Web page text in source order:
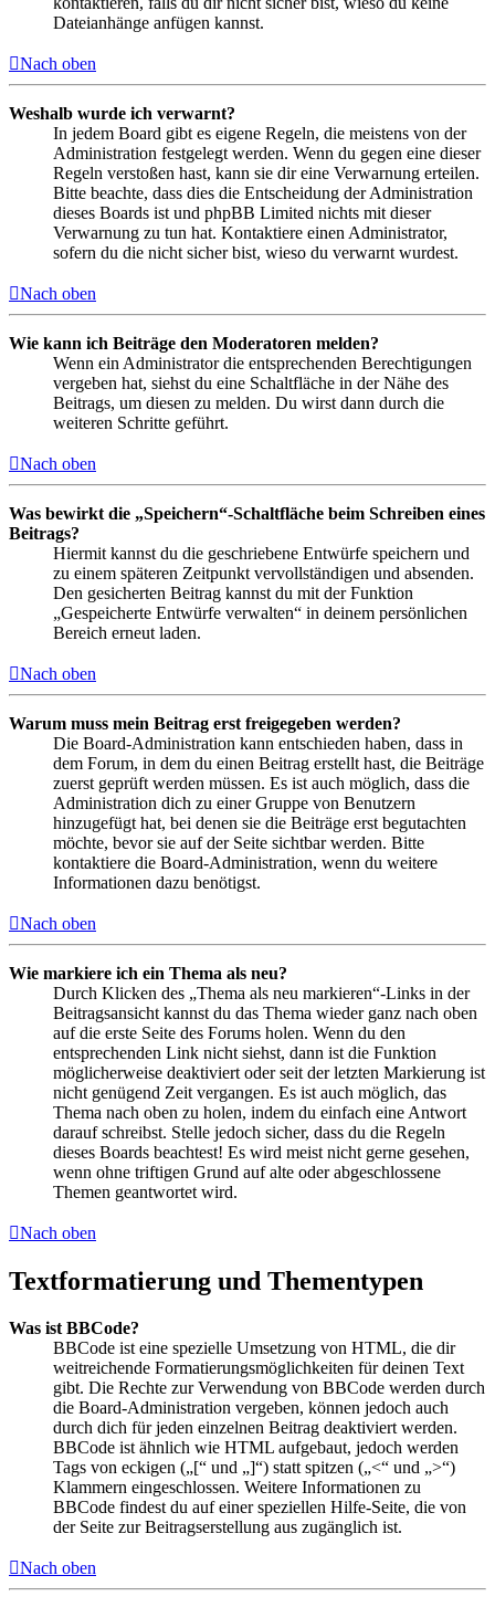
Dateianhänge anfügen kannst.
Nach oben
Weshalb wurde ich verwarnt?
In jedem Board gibt es eigene Regeln, die meistens von der
Administration festgelegt werden. Wenn du gegen eine dieser
Regeln verstoßen hast, kann sie dir eine Verwarnung erteilen.
Bitte beachte, dass dies die Entscheidung der Administration
dieses Boards ist und phpBB Limited nichts mit dieser
Verwarnung zu tun hat. Kontaktiere einen Administrator,
sofern du die nicht sicher bist, wieso du verwarnt wurdest.
Nach oben
Wie kann ich Beiträge den Moderatoren melden?
Wenn ein Administrator die entsprechenden Berechtigungen
vergeben hat, siehst du eine Schaltfläche in der Nähe des
Beitrags, um diesen zu melden. Du wirst dann durch die
weiteren Schritte geführt.
Nach oben
Was bewirkt die „Speichern“-Schaltfläche beim Schreiben eines
Beitrags?
Hiermit kannst du die geschriebene Entwürfe speichern und
zu einem späteren Zeitpunkt vervollständigen und absenden.
Den gesicherten Beitrag kannst du mit der Funktion
„Gespeicherte Entwürfe verwalten“ in deinem persönlichen
Bereich erneut laden.
Nach oben
Warum muss mein Beitrag erst freigegeben werden?
Die Board-Administration kann entschieden haben, dass in
dem Forum, in dem du einen Beitrag erstellt hast, die Beiträge
zuerst geprüft werden müssen. Es ist auch möglich, dass die
Administration dich zu einer Gruppe von Benutzern
hinzugefügt hat, bei denen sie die Beiträge erst begutachten
möchte, bevor sie auf der Seite sichtbar werden. Bitte
kontaktiere die Board-Administration, wenn du weitere
Informationen dazu benötigst.
Nach oben
Wie markiere ich ein Thema als neu?
Durch Klicken des „Thema als neu markieren“-Links in der
Beitragsansicht kannst du das Thema wieder ganz nach oben
auf die erste Seite des Forums holen. Wenn du den
entsprechenden Link nicht siehst, dann ist die Funktion
möglicherweise deaktiviert oder seit der letzten Markierung ist
nicht genügend Zeit vergangen. Es ist auch möglich, das
Thema nach oben zu holen, indem du einfach eine Antwort
darauf schreibst. Stelle jedoch sicher, dass du die Regeln
dieses Boards beachtest! Es wird meist nicht gerne gesehen,
wenn ohne triftigen Grund auf alte oder abgeschlossene
Themen geantwortet wird.
Nach oben
Textformatierung und Thementypen
Was ist BBCode?
BBCode ist eine spezielle Umsetzung von HTML, die dir
weitreichende Formatierungsmöglichkeiten für deinen Text
gibt. Die Rechte zur Verwendung von BBCode werden durch
die Board-Administration vergeben, können jedoch auch
durch dich für jeden einzelnen Beitrag deaktiviert werden.
BBCode ist ähnlich wie HTML aufgebaut, jedoch werden
Tags von eckigen („[“ und „]“) statt spitzen („<“ und „>“)
Klammern eingeschlossen. Weitere Informationen zu
BBCode findest du auf einer speziellen Hilfe-Seite, die von
der Seite zur Beitragserstellung aus zugänglich ist.
Nach oben